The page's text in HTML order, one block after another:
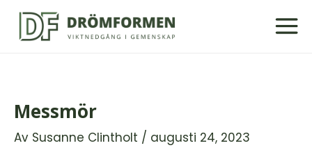
Hoppa
Messmör
Av Susanne Clintholt / augusti 24, 2023